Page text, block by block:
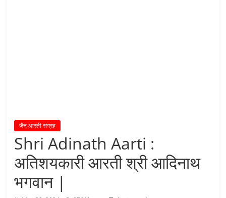
जैन आरती संग्रह
Shri Adinath Aarti :
अतिशयकारी आरती श्री आदिनाथ
भगवान |